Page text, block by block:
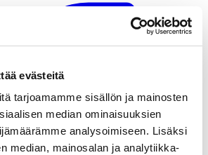
evästeitä
tarjoamamme sisällön ja mainosten
median ominaisuuksien
analysoimiseen. Lisäksi
median, mainosalan ja analytiikka-